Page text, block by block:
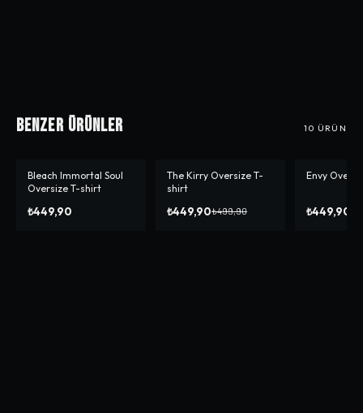
Benzer Ürünler 10 ÜRÜN
Bleach Immortal Soul
Oversize T-shirt
₺449,90
-%10
The Kirry Oversize T-
shirt
₺449,90₺499,90
-%10
Envy
₺449,90